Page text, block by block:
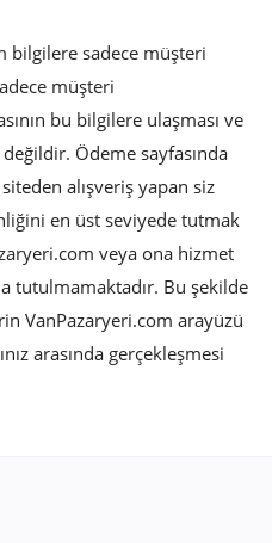
bilgilere sadece müşteri
müşteri
bu bilgilere ulaşması ve
Ödeme sayfasında
alışveriş yapan siz
en üst seviyede tutmak
veya ona hizmet
tutulmamaktadır. Bu şekilde
VanPazaryeri.com arayüzü
arasında gerçekleşmesi